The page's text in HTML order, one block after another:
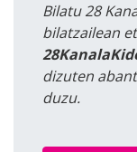
Bilatu 28
bilatzailean
dizuten
duzu.